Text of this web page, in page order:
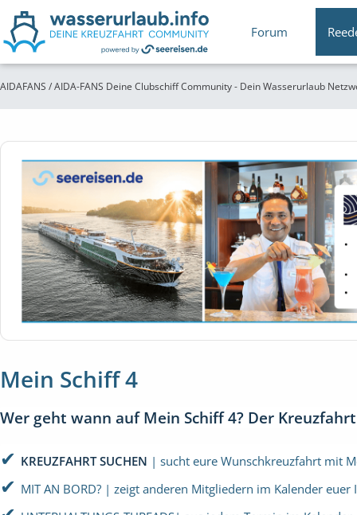
Forum
AIDAFANS / AIDA-FANS Deine Clubschiff Community - Dein Wasserurlaub
Mein Schiff 4
Wer geht wann auf Mein Schiff 4? Der
✔ KREUZFAHRT SUCHEN | sucht eure Wunschkreuzfahrt mit
✔ MIT AN BORD? | zeigt anderen Mitgliedern im Kalender